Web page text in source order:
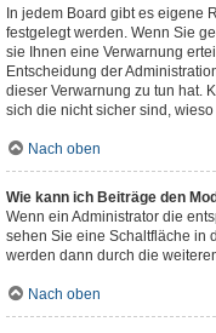
In jedem Board gibt es eigene
festgelegt werden. Wenn Sie
sie Ihnen eine Verwarnung
Entscheidung der
dieser Verwarnung zu tun hat.
sich die nicht sicher sind,
Nach oben
Wie kann ich Beiträge den
Wenn ein Administrator die
sehen Sie eine Schaltfläche in
werden dann durch die
Nach oben